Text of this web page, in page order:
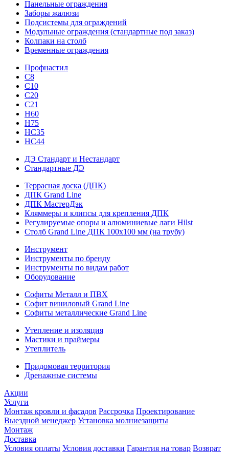
Панельные ограждения
Заборы жалюзи
Подсистемы для ограждений
Модульные ограждения (стандартные под заказ)
Колпаки на столб
Временные ограждения
Профнастил
С8
С10
С20
С21
H60
H75
HС35
НС44
ДЭ Стандарт и Нестандарт
Стандартные ДЭ
Террасная доска (ДПК)
ДПК Grand Line
ДПК МастерДэк
Кляммеры и клипсы для крепления ДПК
Регулируемые опоры и алюминиевые лаги Hilst
Столб Grand Line ДПК 100х100 мм (на трубу)
Инструмент
Инструменты по бренду
Инструменты по видам работ
Оборудование
Софиты Металл и ПВХ
Софит виниловый Grand Line
Софиты металлические Grand Line
Утепление и изоляция
Мастики и праймеры
Утеплитель
Придомовая территория
Дренажные системы
Акции
Услуги
Монтаж кровли и фасадов Рассрочка Проектирование
Выездной менеджер Установка молниезащиты
Монтаж
Доставка
Условия оплаты Условия доставки Гарантия на товар Возврат